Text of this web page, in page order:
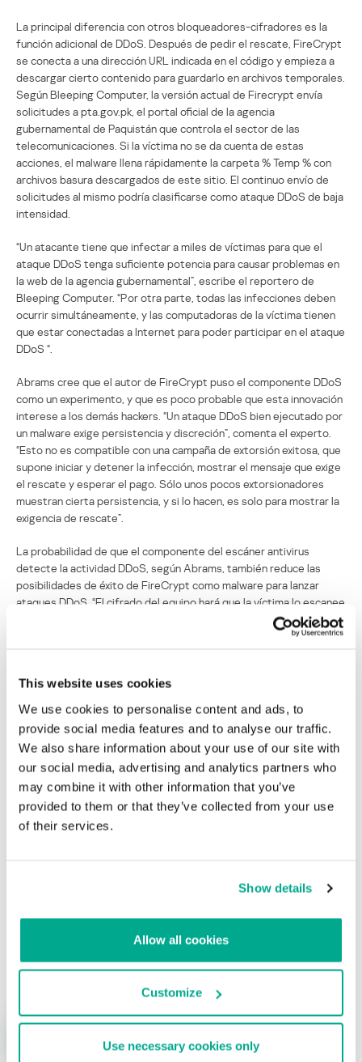
This website uses cookies
We use cookies to personalise content and ads, to
provide social media features and to analyse our traffic.
We also share information about your use of our site with
our social media, advertising and analytics partners who
may combine it with other information that you’ve
provided to them or that they’ve collected from your use
of their services.
Show details
Allow all cookies
Customize
Use necessary cookies only
La principal diferencia con otros bloqueadores-cifradores es la
función adicional de DDoS. Después de pedir el rescate, FireCrypt
se conecta a una dirección URL indicada en el código y empieza a
descargar cierto contenido para guardarlo en archivos temporales.
Según Bleeping Computer, la versión actual de Firecrypt envía
solicitudes a pta.gov.pk, el portal oficial de la agencia
gubernamental de Paquistán que controla el sector de las
telecomunicaciones. Si la víctima no se da cuenta de estas
acciones, el malware llena rápidamente la carpeta % Temp % con
archivos basura descargados de este sitio. El continuo envío de
solicitudes al mismo podría clasificarse como ataque DDoS de baja
intensidad.
“Un atacante tiene que infectar a miles de víctimas para que el
ataque DDoS tenga suficiente potencia para causar problemas en
la web de la agencia gubernamental”, escribe el reportero de
Bleeping Computer. “Por otra parte, todas las infecciones deben
ocurrir simultáneamente, y las computadoras de la víctima tienen
que estar conectadas a Internet para poder participar en el ataque
DDoS “.
Abrams cree que el autor de FireCrypt puso el componente DDoS
como un experimento, y que es poco probable que esta innovación
interese a los demás hackers. “Un ataque DDoS bien ejecutado por
un malware exige persistencia y discreción”, comenta el experto.
“Esto no es compatible con una campaña de extorsión exitosa, que
supone iniciar y detener la infección, mostrar el mensaje que exige
el rescate y esperar el pago. Sólo unos pocos extorsionadores
muestran cierta persistencia, y si lo hacen, es solo para mostrar la
exigencia de rescate”.
La probabilidad de que el componente del escáner antivirus
detecte la actividad DDoS, según Abrams, también reduce las
posibilidades de éxito de FireCrypt como malware para lanzar
ataques DDoS. “El cifrado del equipo hará que la víctima lo escanee
en busca de malware, con lo que se descubrirá el componente
DDoS”, explica Abrams y agrega: “Yo no creo que sea un método de
Fuentes: Threatpost
FireCrypt, un malware extorsionista con
funciones de DDoS
Su dirección de correo electrónico no será publicada. Los
campos obligatorios están marcados con
Correo electrónico